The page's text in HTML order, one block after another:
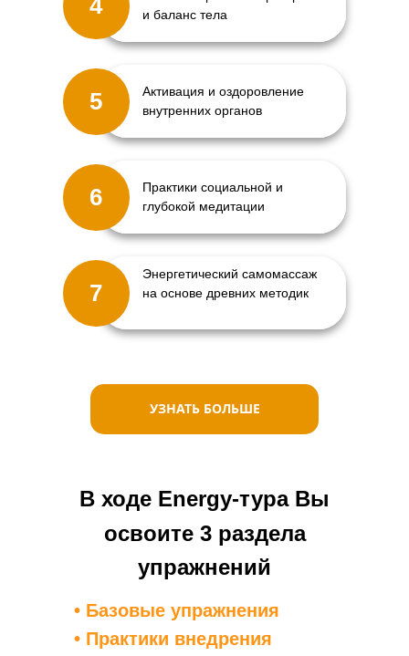
4
и баланс тела
5
Активация и оздоровление
внутренних органов
6
Практики социальной и
глубокой медитации
7
Энергетический самомассаж
на основе древних методик
УЗНАТЬ БОЛЬШЕ
В ходе Energy-тура Вы
освоите 3 раздела
упражнений
• Базовые упражнения
• Практики внедрения